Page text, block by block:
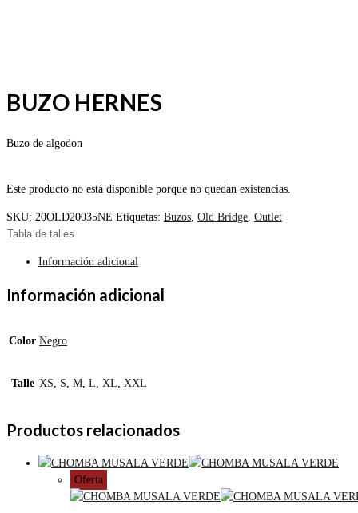
BUZO HERNES
Buzo de algodon
Este producto no está disponible porque no quedan existencias.
SKU: 20OLD20035NE Etiquetas: Buzos, Old Bridge, Outlet
Tabla de talles
Información adicional
Información adicional
Color Negro
Talle XS, S, M, L, XL, XXL
Productos relacionados
Oferta